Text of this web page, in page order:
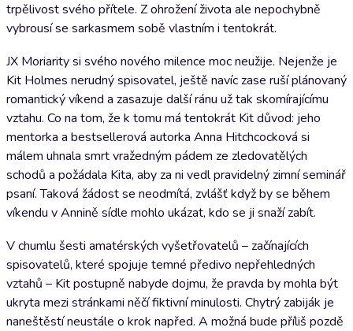
trpělivost svého přítele. Z ohrožení života ale nepochybně
vybrousí se sarkasmem sobě vlastním i tentokrát.
JX Moriarity si svého nového milence moc neužije. Nejenže je
Kit Holmes nerudný spisovatel, ještě navíc zase ruší plánovaný
romantický víkend a zasazuje další ránu už tak skomírajícímu
vztahu. Co na tom, že k tomu má tentokrát Kit důvod: jeho
mentorka a bestsellerová autorka Anna Hitchcocková si
málem uhnala smrt vražedným pádem ze zledovatělých
schodů a požádala Kita, aby za ni vedl pravidelný zimní seminář
psaní. Taková žádost se neodmítá, zvlášť když by se během
víkendu v Annině sídle mohlo ukázat, kdo se ji snaží zabít.
V chumlu šesti amatérských vyšetřovatelů – začínajících
spisovatelů, které spojuje temné předivo nepřehledných
vztahů – Kit postupně nabyde dojmu, že pravda by mohla být
ukryta mezi stránkami něčí fiktivní minulosti. Chytrý zabiják je
naneštěstí neustále o krok napřed. A možná bude příliš pozdě